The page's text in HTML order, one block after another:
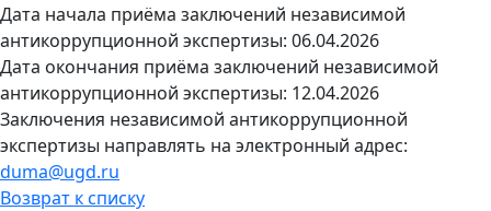
Дата начала приёма заключений независимой
антикоррупционной экспертизы: 06.04.2026
Дата окончания приёма заключений независимой
антикоррупционной экспертизы: 12.04.2026
Заключения независимой антикоррупционной
экспертизы направлять на электронный адрес:
duma@ugd.ru
Возврат к списку